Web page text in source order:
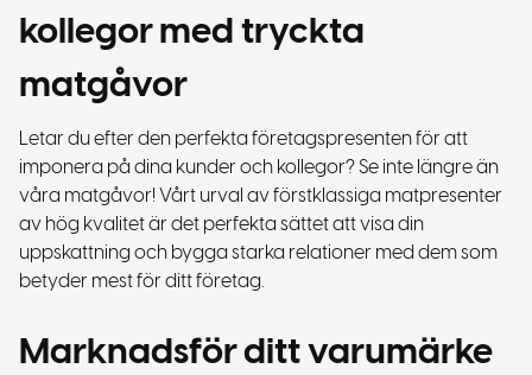
kollegor med tryckta
matgåvor
Letar du efter den perfekta företagspresenten för att
imponera på dina kunder och kollegor? Se inte längre än
våra matgåvor! Vårt urval av förstklassiga matpresenter
av hög kvalitet är det perfekta sättet att visa din
uppskattning och bygga starka relationer med dem som
betyder mest för ditt företag.
Marknadsför ditt varumärke